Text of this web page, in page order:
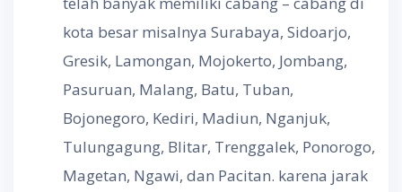
kota besar misalnya Surabaya, Sidoarjo,
Gresik, Lamongan, Mojokerto, Jombang,
Pasuruan, Malang, Batu, Tuban,
Bojonegoro, Kediri, Madiun, Nganjuk,
Tulungagung, Blitar, Trenggalek, Ponorogo,
Magetan, Ngawi, dan Pacitan. karena jarak